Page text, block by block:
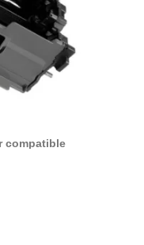
compatible